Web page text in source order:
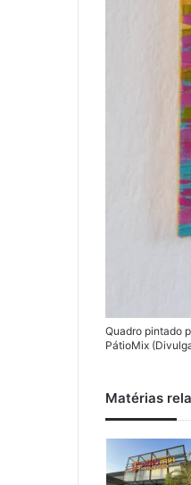
Quadro pintado
PátioMix
Matérias